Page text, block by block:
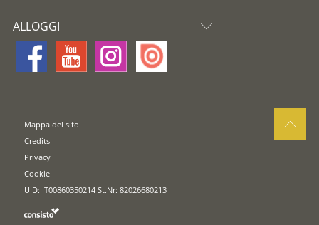
ALLOGGI
Mappa del sito
Credits
Privacy
Cookie
UID: IT00860350214 St.Nr: 82026680213